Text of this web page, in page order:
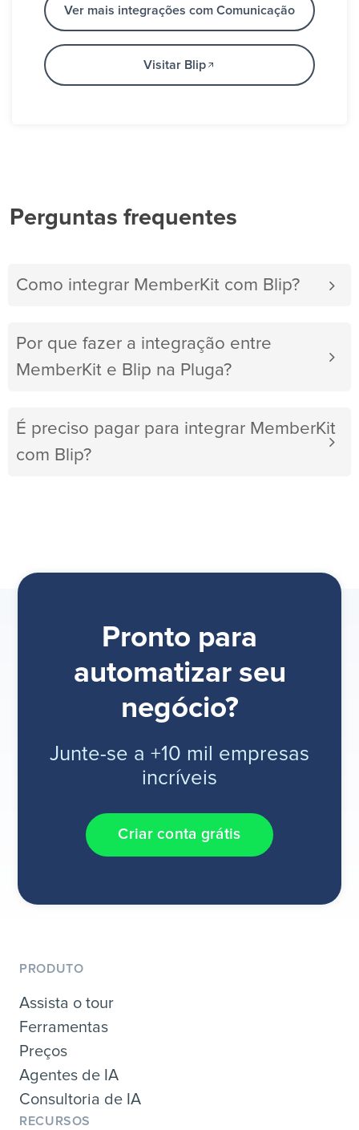
Ver mais integrações com Comunicação
Visitar Blip
Perguntas frequentes
Como integrar MemberKit com Blip?
Por que fazer a integração entre
MemberKit e Blip na Pluga?
É preciso pagar para integrar MemberKit
com Blip?
Pronto para
automatizar seu
negócio?
Junte-se a +10 mil empresas
incríveis
Criar conta grátis
PRODUTO
Assista o tour
Ferramentas
Preços
Agentes de IA
Consultoria de IA
RECURSOS